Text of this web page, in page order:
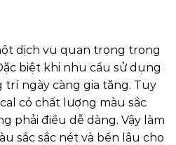
dịch vụ quan trọng trong
biệt khi nhu cầu sử dụng
trí ngày càng gia tăng. Tuy
có chất lượng màu sắc
phải điều dễ dàng. Vậy làm
sắc sắc nét và bền lâu cho